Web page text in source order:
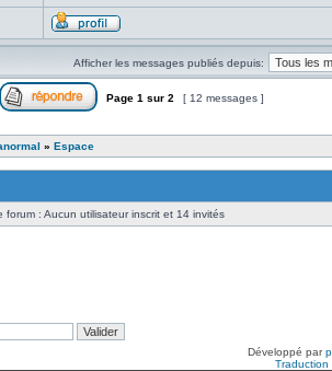
Afficher les messages publiés depuis:
Page 1 sur 2 [ 12 messages ]
» Espace
forum : Aucun utilisateur inscrit et 14 invités
Développé par
Traduction